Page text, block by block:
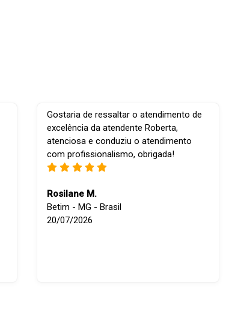
Gostaria de ressaltar o atendimento de
excelência da atendente Roberta,
atenciosa e conduziu o atendimento
com profissionalismo, obrigada!
Rosilane M.
Betim - MG - Brasil
20/07/2026